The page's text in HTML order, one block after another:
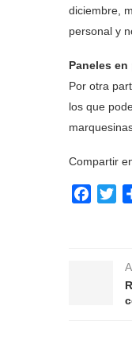
diciembre,
personal y
Paneles en
Por otra
los que
Compartir